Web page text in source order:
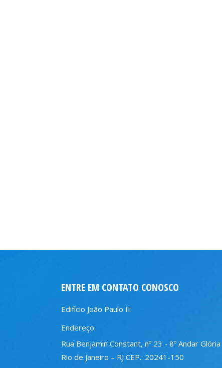
ENTRE EM CONTATO CONOSCO
Edifício João Paulo II:
Endereço:
Rua Benjamin Constant, nº 23 - 8º Andar Glória
Rio de Janeiro – RJ CEP.: 20241-150